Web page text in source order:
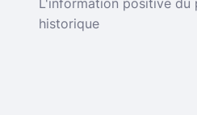
historique